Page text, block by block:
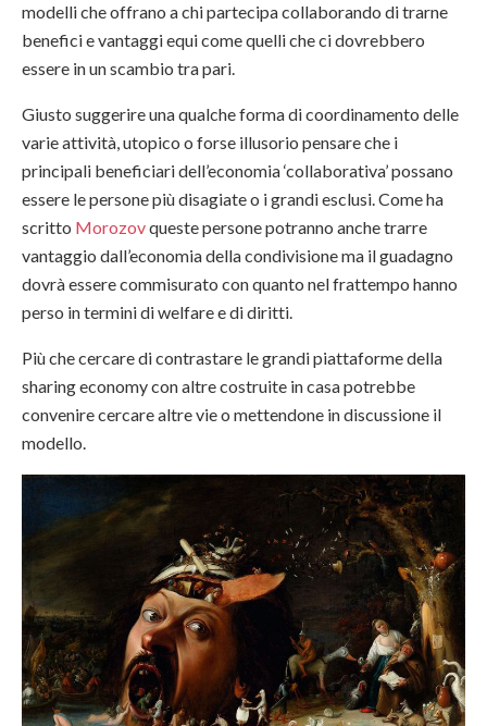
modelli che offrano a chi partecipa collaborando di trarne
benefici e vantaggi equi come quelli che ci dovrebbero
essere in un scambio tra pari.
Giusto suggerire una qualche forma di coordinamento delle
varie attività, utopico o forse illusorio pensare che i
principali beneficiari dell’economia ‘collaborativa’ possano
essere le persone più disagiate o i grandi esclusi. Come ha
scritto Morozovqueste persone potranno anche trarre
vantaggio dall’economia della condivisione ma il guadagno
dovrà essere commisurato con quanto nel frattempo hanno
perso in termini di welfare e di diritti.
Più che cercare di contrastare le grandi piattaforme della
sharing economy con altre costruite in casa potrebbe
convenire cercare altre vie o mettendone in discussione il
modello.